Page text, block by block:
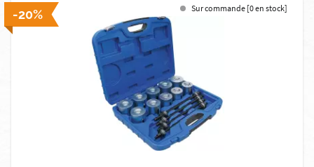
-20% Sur commande [0 en stock]